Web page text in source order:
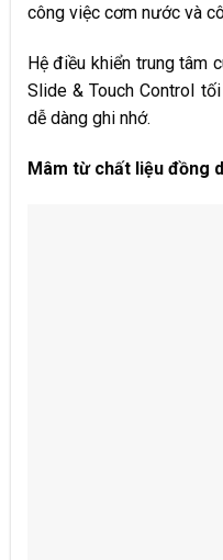
công việc cơm nước và
Hệ điều khiển trung tâm
Slide & Touch Control
dễ dàng ghi nhớ.
Mâm từ chất liệu đồng